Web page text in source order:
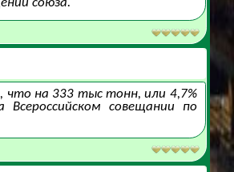
что на 333 тыс тонн, или 4,7%
совещании по